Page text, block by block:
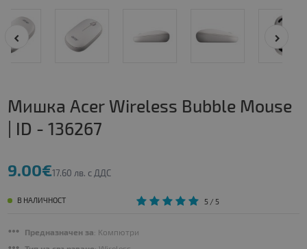
Мишка Acer Wireless Bubble Mouse
| ID - 136267
9.00€17.60 лв. с ДДС
В НАЛИЧНОСТ 5/ 5
Предназначен за: Kомпютри